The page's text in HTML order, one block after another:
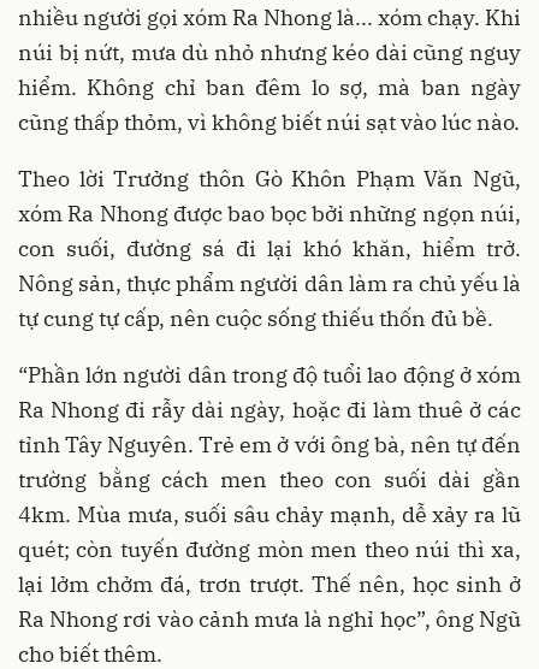
nhiều người gọi xóm Ra Nhong là... xóm chạy. Khi
núi bị nứt, mưa dù nhỏ nhưng kéo dài cũng nguy
hiểm. Không chỉ ban đêm lo sợ, mà ban ngày
cũng thấp thỏm, vì không biết núi sạt vào lúc nào.
Theo lời Trưởng thôn Gò Khôn Phạm Văn Ngũ,
xóm Ra Nhong được bao bọc bởi những ngọn núi,
con suối, đường sá đi lại khó khăn, hiểm trở.
Nông sản, thực phẩm người dân làm ra chủ yếu là
tự cung tự cấp, nên cuộc sống thiếu thốn đủ bề.
“Phần lớn người dân trong độ tuổi lao động ở xóm
Ra Nhong đi rẫy dài ngày, hoặc đi làm thuê ở các
tỉnh Tây Nguyên. Trẻ em ở với ông bà, nên tự đến
trường bằng cách men theo con suối dài gần
4km. Mùa mưa, suối sâu chảy mạnh, dễ xảy ra lũ
quét; còn tuyến đường mòn men theo núi thì xa,
lại lởm chởm đá, trơn trượt. Thế nên, học sinh ở
Ra Nhong rơi vào cảnh mưa là nghỉ học”, ông Ngũ
cho biết thêm.